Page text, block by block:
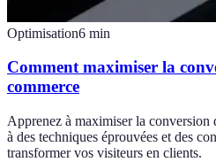
Optimisation6 min
Comment maximiser la
commerce
Apprenez à maximiser la conversion
à des techniques éprouvées et des
transformer vos visiteurs en clients.